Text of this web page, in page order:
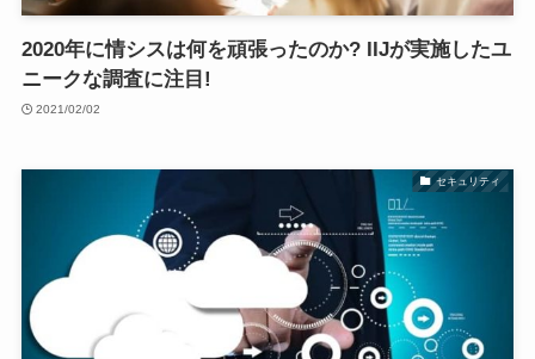
2020年に情シスは何を頑張ったのか? IIJが実施したユ
ニークな調査に注目!
2021/02/02
セキュリティ